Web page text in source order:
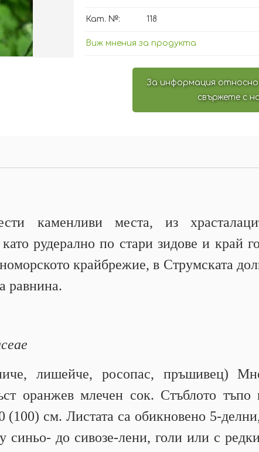
Кат. №: 118
Виж мнения за продукта
За информация
свържете с
каменливи места, из
рудерално по стари зидове и край
крайбрежие, в Струмската
равнина.
лишейче, росопас, пръшивец)
оранжев млечен сок. Стъблото тъпо
(100) см. Листата са обикновено 5-
синьо- до сивозе-лени, голи или с